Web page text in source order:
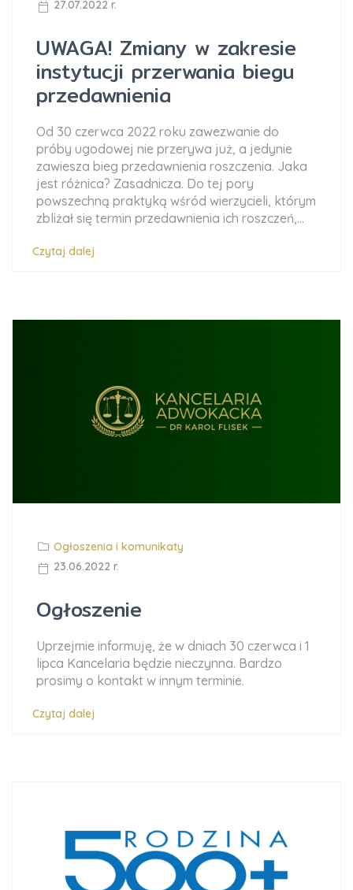
27.07.2022 r.
UWAGA! Zmiany w zakresie
instytucji przerwania biegu
przedawnienia
Od 30 czerwca 2022 roku zawezwanie do
próby ugodowej nie przerywa już, a jedynie
zawiesza bieg przedawnienia roszczenia. Jaka
jest różnica? Zasadnicza. Do tej pory
powszechną praktyką wśród wierzycieli, którym
zbliżał się termin przedawnienia ich roszczeń,...
Czytaj dalej
Ogłoszenia i komunikaty
23.06.2022 r.
Ogłoszenie
Uprzejmie informuję, że w dniach 30 czerwca i 1
lipca Kancelaria będzie nieczynna. Bardzo
prosimy o kontakt w innym terminie.
Czytaj dalej